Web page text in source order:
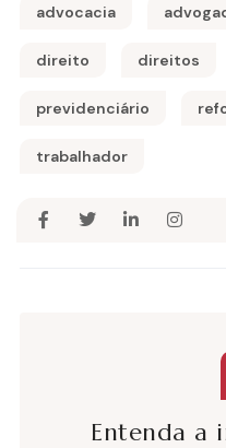
advocacia
direito direitos
previdenciário
trabalhador
Entenda a